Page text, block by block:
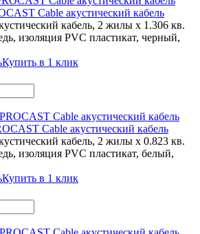
Cable акустический кабель
кабель, 2 жилы х 1.306 кв.
изоляция PVC пластикат, черный,
Купить в 1 клик
Cable акустический кабель
кабель, 2 жилы х 0.823 кв.
изоляция PVC пластикат, белый,
Купить в 1 клик